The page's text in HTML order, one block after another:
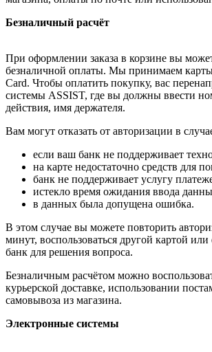
Безналичный расчёт
При оформлении заказа в корзине вы
безналичной оплаты. Мы принимаем
Card. Чтобы оплатить покупку, вас
системы ASSIST, где вы должны ввести
действия, имя держателя.
Вам могут отказать от авторизации в
если ваш банк не поддерживает
на карте недостаточно средств для
банк не поддерживает услугу
истекло время ожидания ввода
в данных была допущена ошибка.
В этом случае вы можете повторить
минут, воспользоваться другой картой или
банк для решения вопроса.
Безналичным расчётом можно
курьерской доставке, использовании
самовывоза из магазина.
Электронные системы